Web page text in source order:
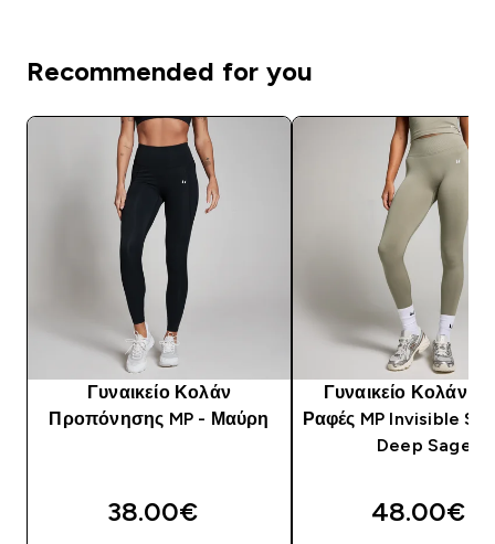
Recommended for you
Γυναικείο Κολάν
Προπόνησης MP - Μαύρη
38.00€‎
Γυναικείο Κολάν
Ραφές MP Invisible
Deep Sage
48.00€‎